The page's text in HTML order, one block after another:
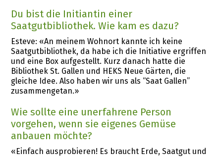
Du bist die Initiantin einer
Saatgutbibliothek. Wie kam es dazu?
Esteve: «An meinem Wohnort kannte ich keine
Saatgutbibliothek, da habe ich die Initiative ergriffen
und eine Box aufgestellt. Kurz danach hatte die
Bibliothek St. Gallen und HEKS Neue Gärten, die
gleiche Idee. Also haben wir uns als “Saat Gallen”
zusammengetan.»
Wie sollte eine unerfahrene Person
vorgehen, wenn sie eigenes Gemüse
anbauen möchte?
«Einfach ausprobieren! Es braucht Erde, Saatgut und